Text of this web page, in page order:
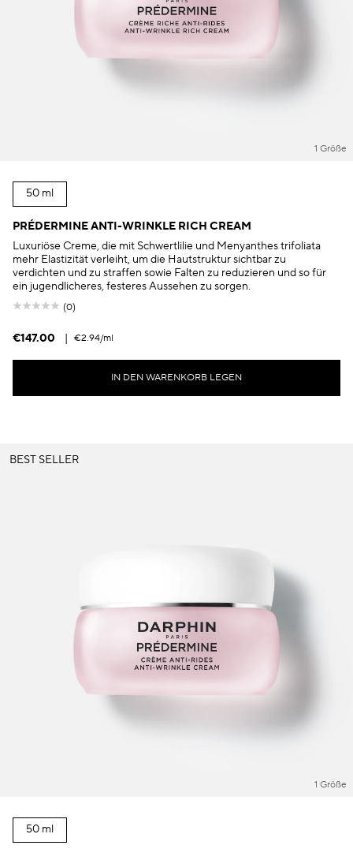
1 Größe
50 ml
PRÉDERMINE ANTI-WRINKLE RICH CREAM
Luxuriöse Creme, die mit Schwertlilie und Menyanthes trifoliata
mehr Elastizität verleiht, um die Hautstruktur sichtbar zu
verdichten und zu straffen sowie Falten zu reduzieren und so für
ein jugendlicheres, festeres Aussehen zu sorgen.
(0)
€147.00 | €2.94/ml
IN DEN WARENKORB LEGEN
BEST SELLER
1 Größe
50 ml